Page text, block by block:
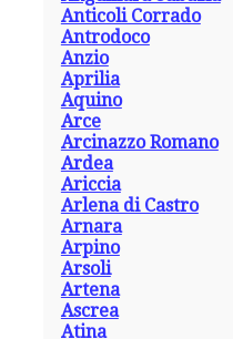
Anticoli Corrado
Antrodoco
Anzio
Aprilia
Aquino
Arce
Arcinazzo Romano
Ardea
Ariccia
Arlena di Castro
Arnara
Arpino
Arsoli
Artena
Ascrea
Atina